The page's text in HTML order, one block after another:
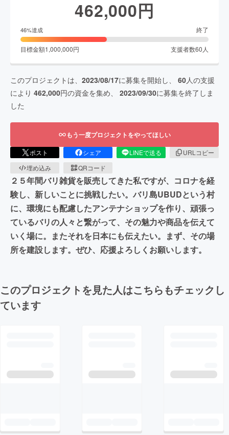
462,000円
46%達成 終了
目標金額1,000,000円 支援者数60 人
このプロジェクトは、 2023/08/17に募集を開始し、 60人の支援
により 462,000円の資金を集め、 2023/09/30に募集を終了しま
した
もう一度プロジェクトをやってほしい
ポスト シェア LINEで送る
URLコピー
埋め込み
QRコード
２５年間バリ雑貨を販売してきた私ですが、コロナを経
験し、新しいことに挑戦したい。バリ島UBUDという村
に、環境にも配慮したアンテナショップを作り、頑張っ
ているバリの人々と繋がって、その魅力や商品を伝えて
いく場に。またそれを日本にも伝えたい。まず、その場
所を建設します。ぜひ、応援よろしくお願いします。
このプロジェクトを見た人はこちらもチェックし
ています